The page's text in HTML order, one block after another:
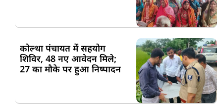
कोल्था पंचायत में सहयोग
शिविर, 48 नए आवेदन मिले;
27 का मौके पर हुआ निष्पादन